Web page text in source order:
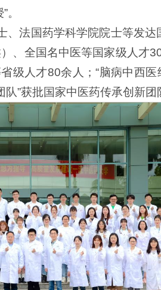
法国药学科学院院士等发
、全国名中医等国家级人才
级人才80余人；“脑病中西医
”获批国家中医药传承创新团